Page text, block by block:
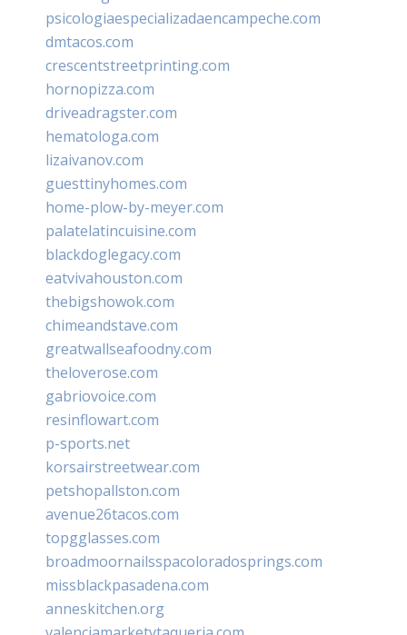
psicologiaespecializadaencampeche.com
dmtacos.com
crescentstreetprinting.com
hornopizza.com
driveadragster.com
hematologa.com
lizaivanov.com
guesttinyhomes.com
home-plow-by-meyer.com
palatelatincuisine.com
blackdoglegacy.com
eatvivahouston.com
thebigshowok.com
chimeandstave.com
greatwallseafoodny.com
theloverose.com
gabriovoice.com
resinflowart.com
p-sports.net
korsairstreetwear.com
petshopallston.com
avenue26tacos.com
topgglasses.com
broadmoornailsspacoloradosprings.com
missblackpasadena.com
anneskitchen.org